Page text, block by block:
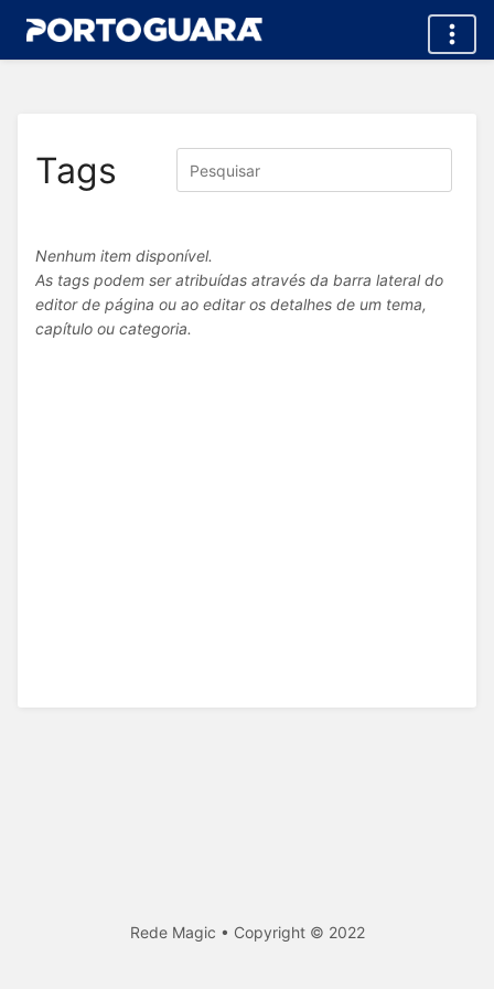
Tags
Nenhum item disponível.
As tags podem ser atribuídas através da barra lateral do
editor de página ou ao editar os detalhes de um tema,
capítulo ou categoria.
Rede Magic • Copyright © 2022